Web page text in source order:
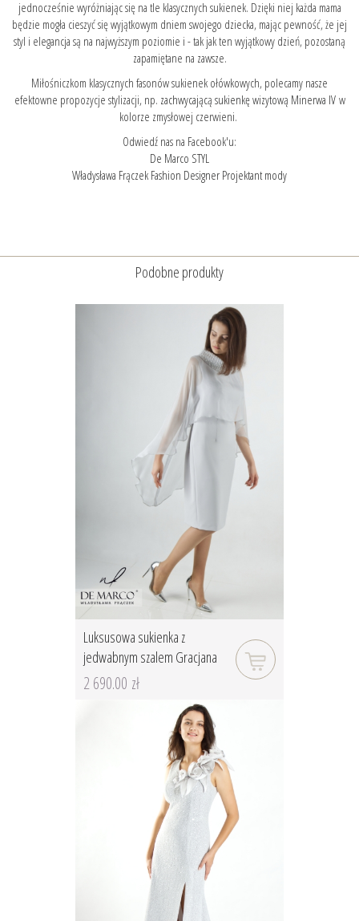
jednocześnie wyróżniając się na tle klasycznych sukienek. Dzięki niej każda mama
będzie mogła cieszyć się wyjątkowym dniem swojego dziecka, mając pewność, że jej
styl i elegancja są na najwyższym poziomie i - tak jak ten wyjątkowy dzień, pozostaną
zapamiętane na zawsze.
Miłośniczkom klasycznych fasonów sukienek ołówkowych, polecamy nasze
efektowne propozycje stylizacji, np. zachwycającą sukienkę wizytową Minerwa IVw
kolorze zmysłowej czerwieni.
Odwiedź nas na Facebook'u:
De Marco STYL
Władysława Frączek Fashion Designer Projektant mody
Podobne produkty
Luksusowa sukienka z
jedwabnym szalem Gracjana
2 690.00 zł